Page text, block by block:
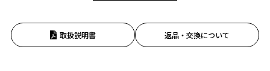
取扱説明書 返品・交換について